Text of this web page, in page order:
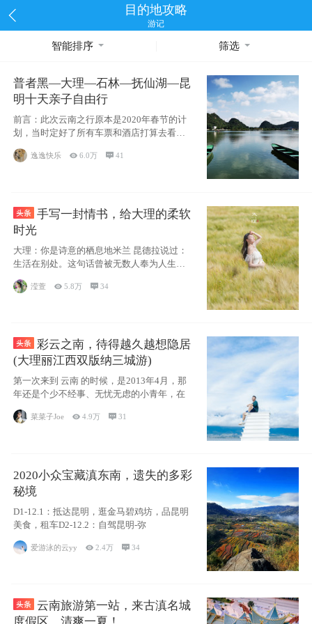
目的地攻略
游记
智能排序 筛选
普者黑—大理—石林—抚仙湖—昆
明十天亲子自由行
前言：此次云南之行原本是2020年春节的计
划，当时定好了所有车票和酒店打算去看红
嘴鸥，但是一场突如其来的
逸逸快乐 6.0万 41
手写一封情书，给大理的柔软
时光
大理：你是诗意的栖息地米兰 昆德拉说过：
生活在别处。这句话曾被无数人奉为人生信
滢萱  5.8万  34
彩云之南，待得越久越想隐居
(大理丽江西双版纳三城游)
第一次来到 云南 的时候，是2013年4月，那
年还是个少不经事、无忧无虑的小青年，在
菜菜子Joe 4.9万 31
2020小众宝藏滇东南，遗失的多彩
秘境
D1-12.1：抵达昆明，逛金马碧鸡坊，品昆明
美食，租车D2-12.2：自驾昆明-弥
爱游泳的云yy 2.4万  34
云南旅游第一站，来古滇名城